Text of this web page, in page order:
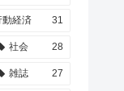
動経済 31
社会 28
雑誌 27